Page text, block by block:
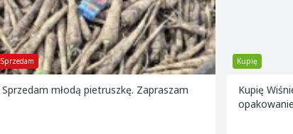
Sprzedam
Sprzedam młodą pietruszkę. Zapraszam
Kupię
Kupię